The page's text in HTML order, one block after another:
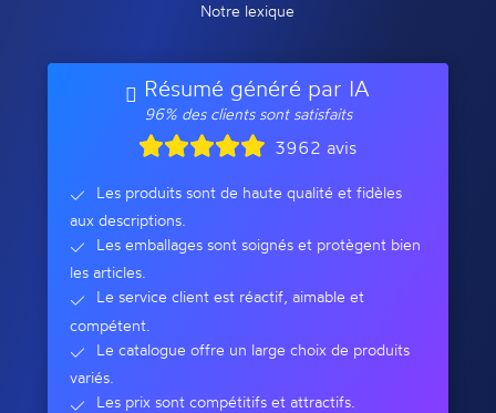
Notre lexique
Résumé généré par IA
96% des clients sont satisfaits
3962 avis
Les produits sont de haute qualité et fidèles
aux descriptions.
Les emballages sont soignés et protègent bien
les articles.
Le service client est réactif, aimable et
compétent.
Le catalogue offre un large choix de produits
variés.
Les prix sont compétitifs et attractifs.